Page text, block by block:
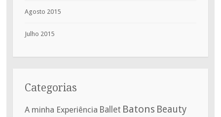
Agosto 2015
Julho 2015
Categorias
A minha Experiência Ballet Batons Beauty